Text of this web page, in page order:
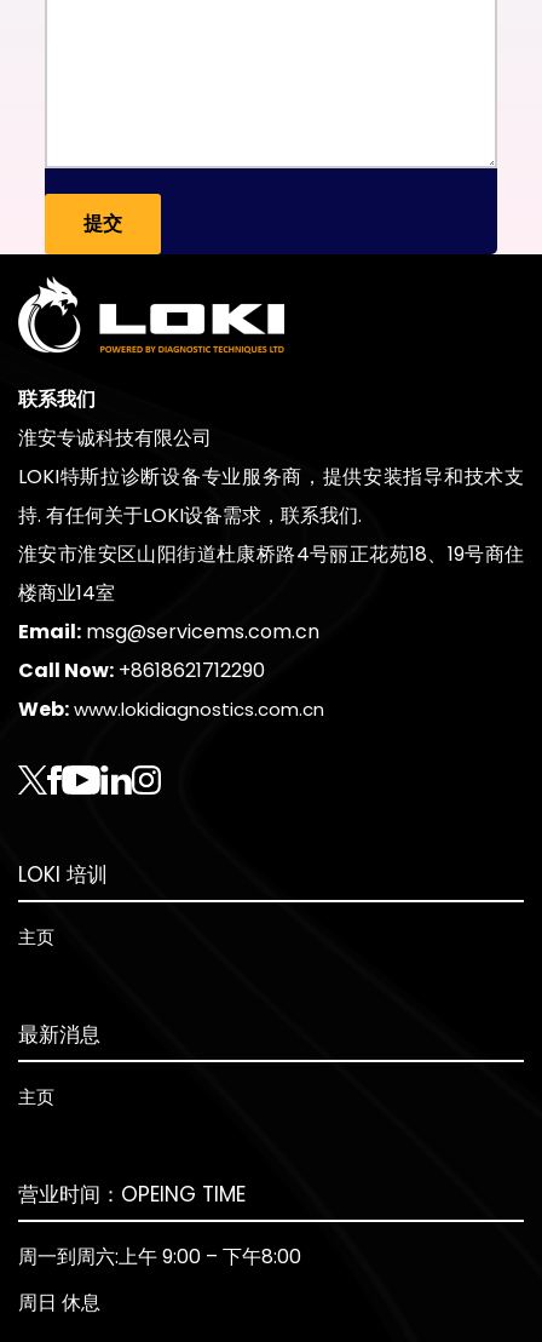
联系我们
淮安专诚科技有限公司
LOKI特斯拉诊断设备专业服务商，提供安装指导和技术支
持. 有任何关于LOKI设备需求，联系我们.
淮安市淮安区山阳街道杜康桥路4号丽正花苑18、19号商住
楼商业14室
Email: msg@servicems.com.cn
Call Now: +8618621712290
Web:www.lokidiagnostics.com.cn
LOKI 培训
主页
最新消息
主页
营业时间：OPEING TIME
周一到周六:上午 9:00 – 下午8:00
周日 休息